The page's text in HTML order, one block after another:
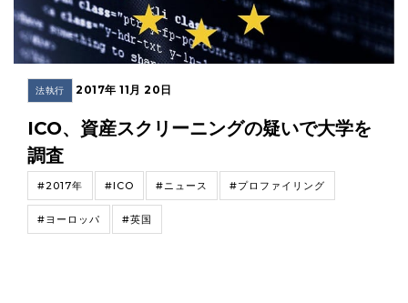
法執行 2017年 11月 20日
ICO、資産スクリーニングの疑いで大学を
調査
#2017年 #ICO #ニュース #プロファイリング
#ヨーロッパ #英国